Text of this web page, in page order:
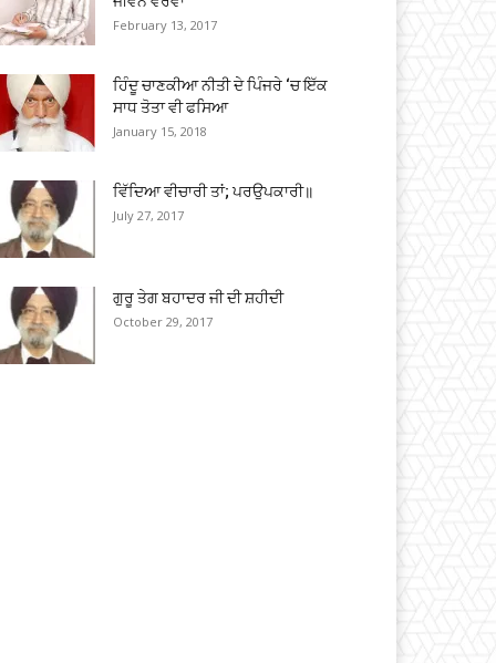
February 13, 2017
ਹਿੰਦੂ ਚਾਣਕੀਆ ਨੀਤੀ ਦੇ ਪਿੰਜਰੇ ‘ਚ ਇੱਕ
ਸਾਧ ਤੋਤਾ ਵੀ ਫਸਿਆ
January 15, 2018
ਵਿੱਦਿਆ ਵੀਚਾਰੀ ਤਾਂ; ਪਰਉਪਕਾਰੀ॥
July 27, 2017
ਗੁਰੂ ਤੇਗ ਬਹਾਦਰ ਜੀ ਦੀ ਸ਼ਹੀਦੀ
October 29, 2017